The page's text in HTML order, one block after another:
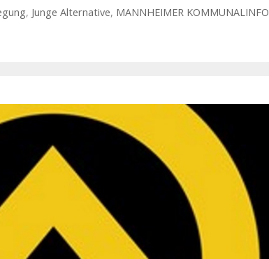
, Junge Alternative, MANNHEIMER KOMMUNALINFO